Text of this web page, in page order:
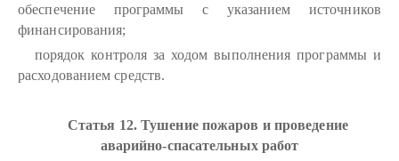
обеспечение программы с указанием источников
финансирования;
порядок контроля за ходом выполнения программы и
расходованием средств.
Статья 12. Тушение пожаров и проведение
аварийно-спасательных работ